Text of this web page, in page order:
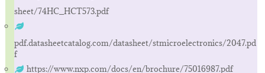
sheet/74HC_HCT573.pdf
pdf.datasheetcatalog.com/datasheet/stmicroelectronics/2047.pd
f
https://www.nxp.com/docs/en/brochure/75016987.pdf